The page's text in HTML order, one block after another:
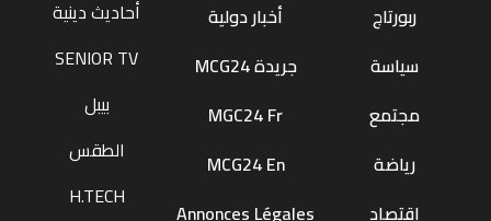
ربورتاج
سياسة
مجتمع
رياضة
اقتصاد
أخبار دولية
جريدة MCG24
MGC24 Fr
MCG24 En
Annonces Légales
أحاديث دينية
SENIOR TV
بيبل
الطقس
H.TECH